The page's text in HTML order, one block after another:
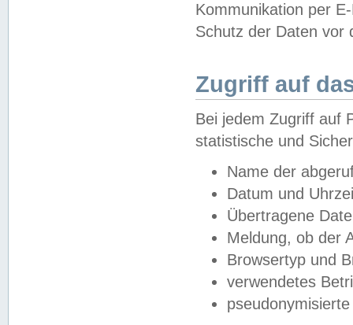
Kommunikation per
Schutz der Daten vor
Zugriff auf
Bei jedem Zugriff auf
statistische und
Name der
Datum und
Übertragene
Meldung, ob der
Browsertyp und
verwendetes